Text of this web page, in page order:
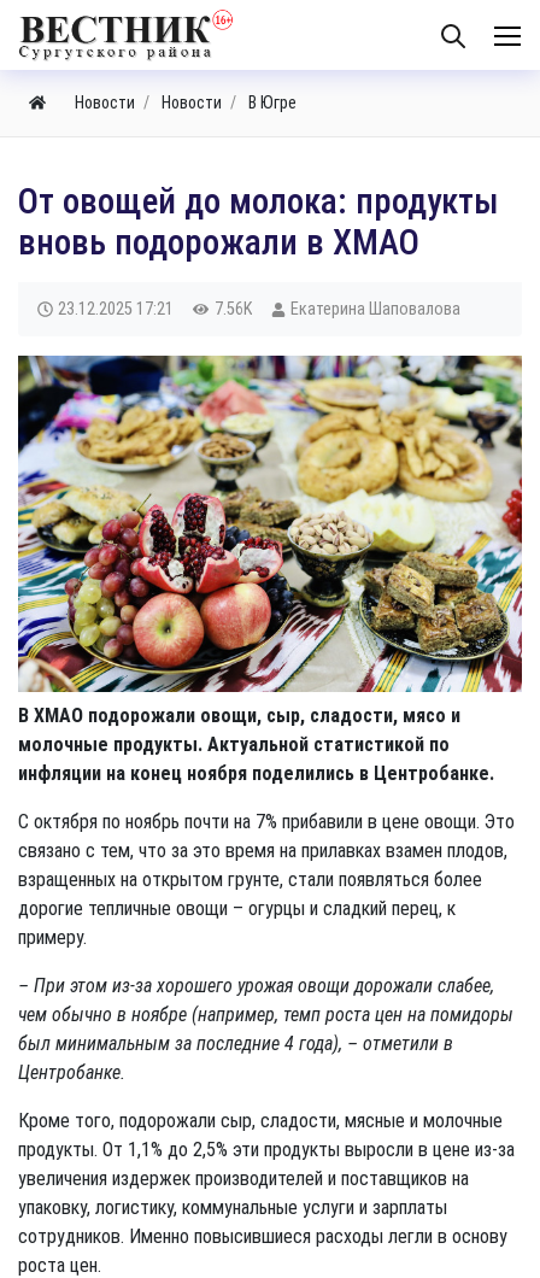
Новости Новости В Югре
От овощей до молока: продукты
вновь подорожали в ХМАО
23.12.2025 17:21 7.56K Екатерина Шаповалова
В ХМАО подорожали овощи, сыр, сладости, мясо и
молочные продукты. Актуальной статистикой по
инфляции на конец ноября поделились в Центробанке.
С октября по ноябрь почти на 7% прибавили в цене овощи. Это
связано с тем, что за это время на прилавках взамен плодов,
взращенных на открытом грунте, стали появляться более
дорогие тепличные овощи – огурцы и сладкий перец, к
примеру.
– При этом из-за хорошего урожая овощи дорожали слабее,
чем обычно в ноябре (например, темп роста цен на помидоры
был минимальным за последние 4 года), – отметили в
Центробанке.
Кроме того, подорожали сыр, сладости, мясные и молочные
продукты. От 1,1% до 2,5% эти продукты выросли в цене из-за
увеличения издержек производителей и поставщиков на
упаковку, логистику, коммунальные услуги и зарплаты
сотрудников. Именно повысившиеся расходы легли в основу
роста цен.